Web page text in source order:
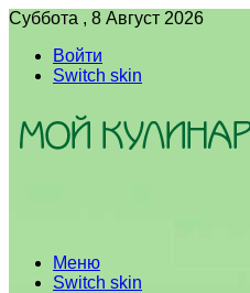
Суббота , 8 Август 2026
Войти
Switch skin
Меню
Switch skin